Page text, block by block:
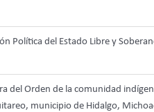
Política del Estado Libre y
del Orden de la comunidad
municipio de Hidalgo,